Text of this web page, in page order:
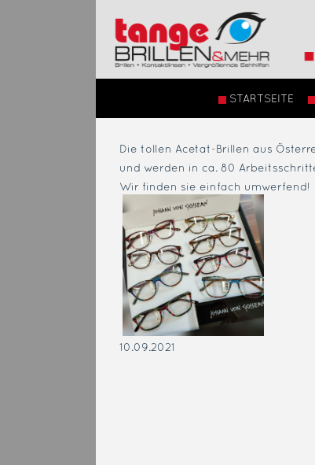
STARTSEITE
Die tollen Acetat-Brillen aus
und werden in ca. 80
Wir finden sie einfach umwerfend!
10.09.2021